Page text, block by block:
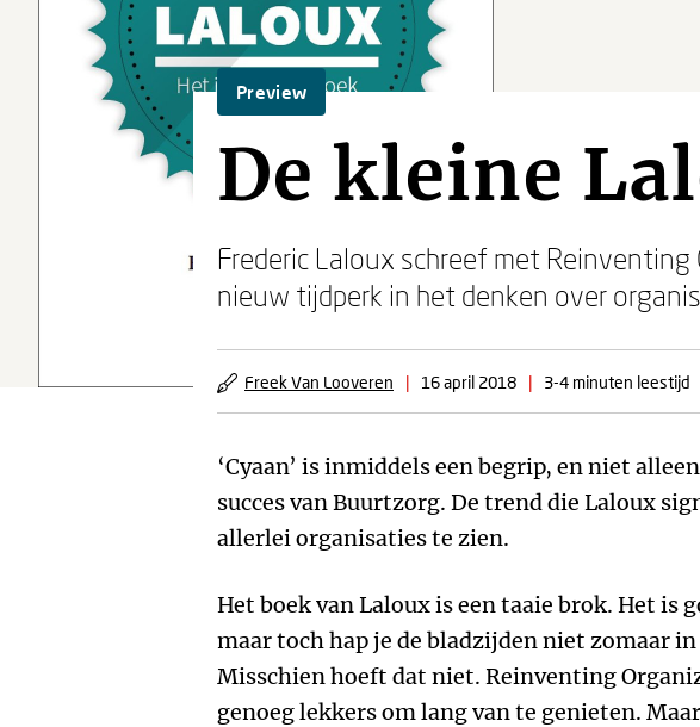
Preview
De kleine
Frederic Laloux schreef met
nieuw tijdperk in het denken over
Freek Van Looveren | 16 april 2018 | 3-4 minuten leestijd
‘Cyaan’ is inmiddels een begrip, en niet
succes van Buurtzorg. De trend die Laloux
allerlei organisaties te zien.
Het boek van Laloux is een taaie brok. Het is
maar toch hap je de bladzijden niet zomaar
Misschien hoeft dat niet. Reinventing
genoeg lekkers om lang van te genieten.